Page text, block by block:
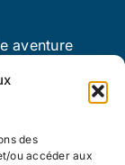
des
ou accéder aux
aventure
tout petits